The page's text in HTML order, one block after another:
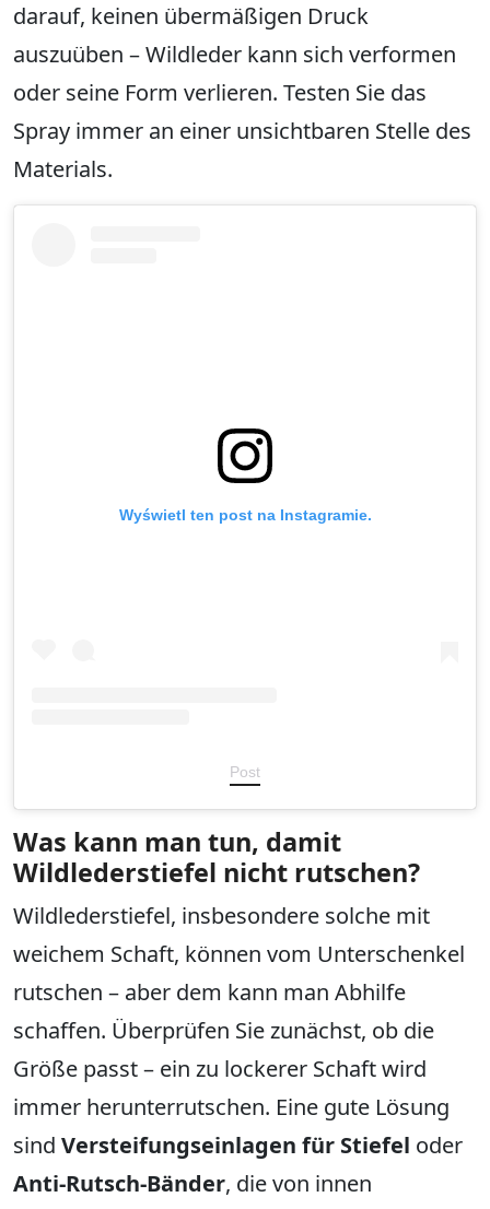
darauf, keinen übermäßigen Druck
auszuüben – Wildleder kann sich verformen
oder seine Form verlieren. Testen Sie das
Spray immer an einer unsichtbaren Stelle des
Materials.
Wyświetl ten post na Instagramie.
Post
Was kann man tun, damit
Wildlederstiefel nicht rutschen?
Wildlederstiefel, insbesondere solche mit
weichem Schaft, können vom Unterschenkel
rutschen – aber dem kann man Abhilfe
schaffen. Überprüfen Sie zunächst, ob die
Größe passt – ein zu lockerer Schaft wird
immer herunterrutschen. Eine gute Lösung
sind Versteifungseinlagen für Stiefel oder
Anti-Rutsch-Bänder, die von innen